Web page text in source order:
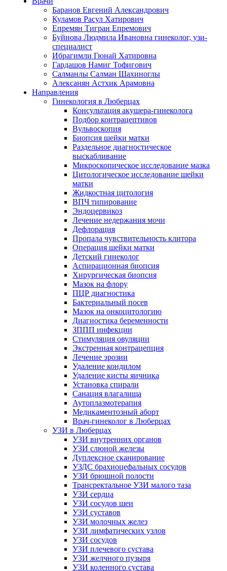
Баранов Евгений Александрович
Куламов Расул Хатирович
Епремян Тигран Епремович
Буйнова Людмила Ивановна гинеколог, узи-
специалист
Ибрагимли Гюнай Хатировна
Гардашов Намиг Тофигович
Салманлы Салман Шахиноглы
Алексанян Астхик Арамовна
Направления
Гинекология в Люберцах
Консультация акушера-гинеколога
Подбор контрацептивов
Вульвоскопия
Биопсия шейки матки
Раздельное диагностическое
выскабливание
Микроскопическое исследование мазка
Цитологическое исследование шейки
матки
Жидкостная цитология
ВПЧ типирование
Эндоцервикоз
Лечение недержания мочи
Дефлорация
Пропала чувствительность клитора
Операция шейки матки
Детский гинеколог
Аспирационная биопсия
Хирургическая биопсия
Мазок на флору
ПЦР диагностика
Бактериальный посев
Мазок на онкоцитологию
Диагностика беременности
ЗППП инфекции
Стимуляция овуляции
Экстренная контрацепция
Лечение эрозии
Удаление кондилом
Удаление кисты яичника
Установка спирали
Санация влагалища
Аутоплазмотерапия
Медикаментозный аборт
Врач-гинеколог в Люберцах
УЗИ в Люберцах
УЗИ внутренних органов
УЗИ слюной железы
Дуплексное сканирование
УЗДС брахиоцефальных сосудов
УЗИ брюшной полости
Трансректальное УЗИ малого таза
УЗИ сердца
УЗИ сосудов шеи
УЗИ суставов
УЗИ молочных желез
УЗИ лимфатических узлов
УЗИ сосудов
УЗИ плечевого сустава
УЗИ желчного пузыря
УЗИ коленного сустава